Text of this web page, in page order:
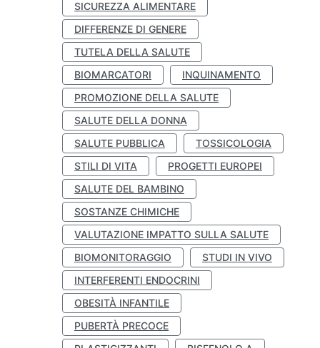
SICUREZZA ALIMENTARE
DIFFERENZE DI GENERE
TUTELA DELLA SALUTE
BIOMARCATORI
INQUINAMENTO
PROMOZIONE DELLA SALUTE
SALUTE DELLA DONNA
SALUTE PUBBLICA
TOSSICOLOGIA
STILI DI VITA
PROGETTI EUROPEI
SALUTE DEL BAMBINO
SOSTANZE CHIMICHE
VALUTAZIONE IMPATTO SULLA SALUTE
BIOMONITORAGGIO
STUDI IN VIVO
INTERFERENTI ENDOCRINI
OBESITÀ INFANTILE
PUBERTÀ PRECOCE